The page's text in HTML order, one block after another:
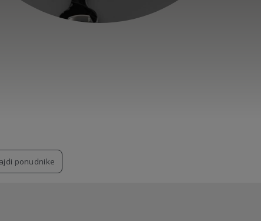
ponudnike